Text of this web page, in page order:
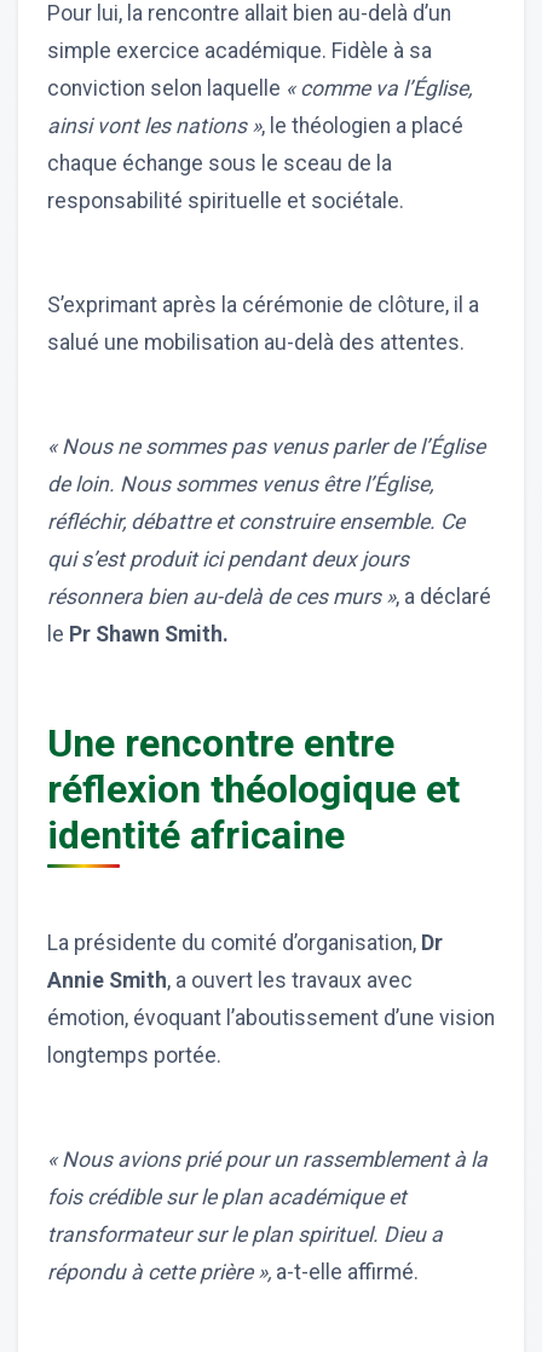
Pour lui, la rencontre allait bien au-delà d’un
simple exercice académique. Fidèle à sa
conviction selon laquelle « comme va l’Église,
ainsi vont les nations », le théologien a placé
chaque échange sous le sceau de la
responsabilité spirituelle et sociétale.
S’exprimant après la cérémonie de clôture, il a
salué une mobilisation au-delà des attentes.
« Nous ne sommes pas venus parler de l’Église
de loin. Nous sommes venus être l’Église,
réfléchir, débattre et construire ensemble. Ce
qui s’est produit ici pendant deux jours
résonnera bien au-delà de ces murs », a déclaré
le Pr Shawn Smith.
Une rencontre entre
réflexion théologique et
identité africaine
La présidente du comité d’organisation, Dr
Annie Smith, a ouvert les travaux avec
émotion, évoquant l’aboutissement d’une vision
longtemps portée.
« Nous avions prié pour un rassemblement à la
fois crédible sur le plan académique et
transformateur sur le plan spirituel. Dieu a
répondu à cette prière », a-t-elle affirmé.